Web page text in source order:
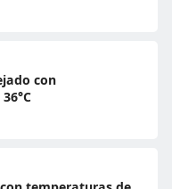
con